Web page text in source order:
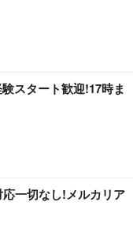
スタート歓迎!17時ま
応一切なし!メルカリア